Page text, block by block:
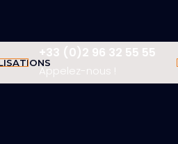
+33 (0)2 96 32 55 55
Appelez-nous !